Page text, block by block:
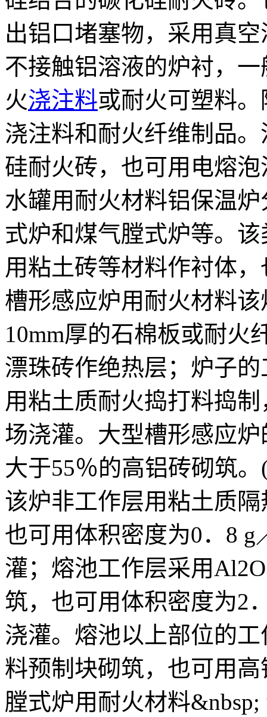
出铝口堵塞物，采用真
不接触铝溶液的炉衬，
火浇注料或耐火可塑料
浇注料和耐火纤维制品
硅耐火砖，也可用电熔
水罐用耐火材料铝保温
式炉和煤气膛式炉等。
用粘土砖等材料作衬体
槽形感应炉用耐火材料
10mm厚的石棉板或耐火
漂珠砖作绝热层；炉子
用粘土质耐火捣打料捣
场浇灌。大型槽形感应
大于55％的高铝砖砌筑
该炉非工作层用粘土质
也可用体积密度为0．8
灌；熔池工作层采用
筑，也可用体积密度为2
浇灌。熔池以上部位的
料预制块砌筑，也可用
膛式炉用耐火材料